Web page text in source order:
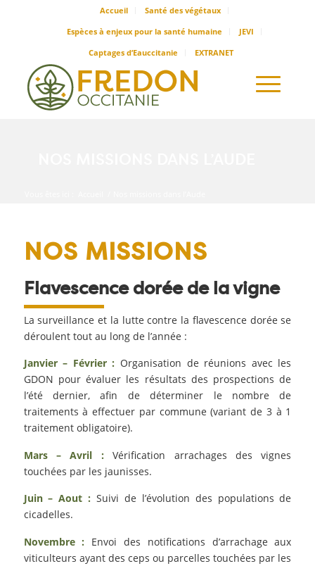
Accueil
Santé des végétaux
Espèces à enjeux pour la santé humaine
JEVI
Captages d’Eauccitanie
EXTRANET
NOS MISSIONS
Flavescence dorée de la vigne
La surveillance et la lutte contre la flavescence dorée se
déroulent tout au long de l’année :
Janvier – Février : Organisation de réunions avec les
GDON pour évaluer les résultats des prospections de
l’été dernier, afin de déterminer le nombre de
traitements à effectuer par commune (variant de 3 à 1
traitement obligatoire).
Mars – Avril : Vérification arrachages des vignes
touchées par les jaunisses.
Juin – Aout : Suivi de l’évolution des populations de
cicadelles.
Novembre : Envoi des notifications d’arrachage aux
viticulteurs ayant des ceps ou parcelles touchées par les